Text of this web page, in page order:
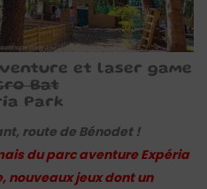
et laser game
Bat
Park
route de Bénodet !
du parc aventure Expéria
nouveaux jeux dont un